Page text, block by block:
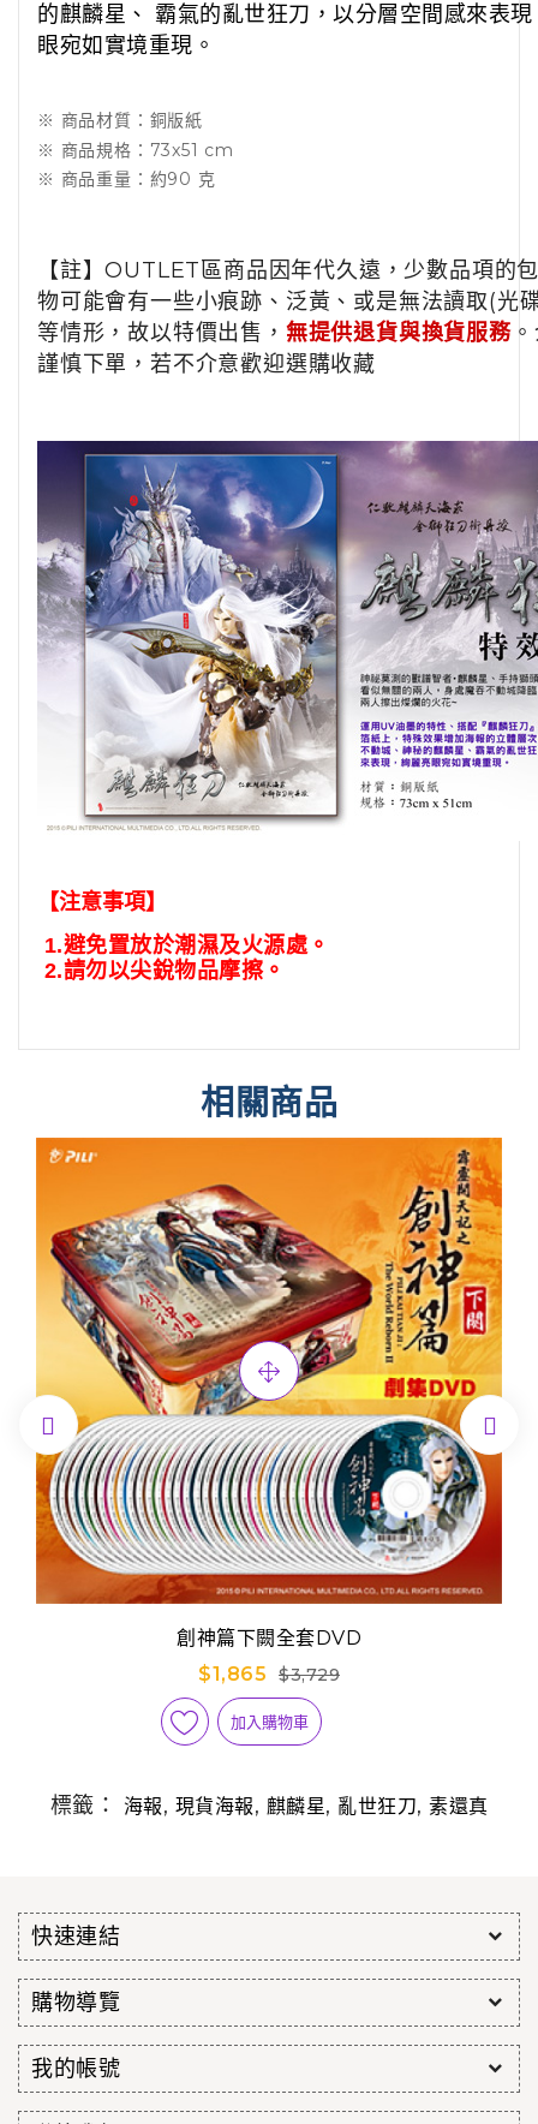
的麒麟星、 霸氣的亂世狂刀，以分層空間感來表
眼宛如實境重現。
※ 商品材質：銅版紙
※ 商品規格：73x51 cm
※ 商品重量：約90 克
【註】OUTLET區商品因年代久遠，少數品項的
物可能會有一些小痕跡、泛黃、或是無法讀取(光
等情形，故以特價出售， 無提供退貨與換貨服務
謹慎下單，若不介意歡迎選購收藏
【注意事項】
1.避免置放於潮濕及火源處。
2.請勿以尖銳物品摩擦。
相關商品
創神篇下闕全套DVD
$1,865
$3,729
加入購物車
 
標籤： 海報, 現貨海報, 麒麟星, 亂世狂刀, 素還真
快速連結
購物導覽
我的帳號